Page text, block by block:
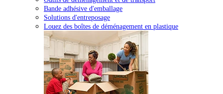
Bande adhésive d'emballage
Solutions d'entreposage
Louez des boîtes de déménagement en plastique